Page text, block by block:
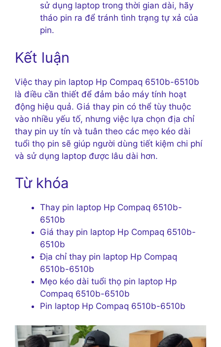
sử dụng laptop trong thời gian dài, hãy
tháo pin ra để tránh tình trạng tự xả của
pin.
Kết luận
Việc thay pin laptop Hp Compaq 6510b-6510b
là điều cần thiết để đảm bảo máy tính hoạt
động hiệu quả. Giá thay pin có thể tùy thuộc
vào nhiều yếu tố, nhưng việc lựa chọn địa chỉ
thay pin uy tín và tuân theo các mẹo kéo dài
tuổi thọ pin sẽ giúp người dùng tiết kiệm chi phí
và sử dụng laptop được lâu dài hơn.
Từ khóa
Thay pin laptop Hp Compaq 6510b-
6510b
Giá thay pin laptop Hp Compaq 6510b-
6510b
Địa chỉ thay pin laptop Hp Compaq
6510b-6510b
Mẹo kéo dài tuổi thọ pin laptop Hp
Compaq 6510b-6510b
Pin laptop Hp Compaq 6510b-6510b